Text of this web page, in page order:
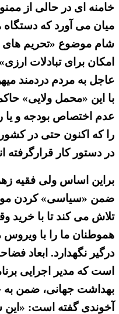
خامنه ای در حالی از
میان می آورد که دستگاه
شام موضوع «تحریم های
امکان برای تبادلات
عاجل به مردم دردمند
با این «محمل ولایی»
عدم اختصاص بودجه و یا
را که اکنون حتی در
در دستور کار قرارگرفته
براین اساس ولی فقیه
ضمن «سیاسی» کردن
تلاش می کند تا با خرید
هموطنان ما را با ویروس
درگیر نگهدارد. ابعاد
است که مدیر اجرایی
بهداشت جهانی، ضمن به
آخوندی گفته است: «این